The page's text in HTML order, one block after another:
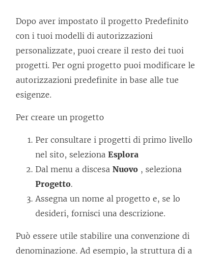
Dopo aver impostato il progetto Predefinito
con i tuoi modelli di autorizzazioni
personalizzate, puoi creare il resto dei tuoi
progetti. Per ogni progetto puoi modificare le
autorizzazioni predefinite in base alle tue
esigenze.
Per creare un progetto
Per consultare i progetti di primo livello
nel sito, seleziona Esplora
Dal menu a discesa Nuovo , seleziona
Progetto.
Assegna un nome al progetto e, se lo
desideri, fornisci una descrizione.
Può essere utile stabilire una convenzione di
denominazione. Ad esempio, la struttura di a